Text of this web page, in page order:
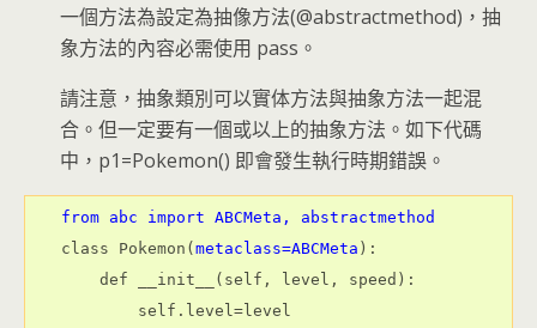
一個方法為設定為抽像方法(@abstractmethod)，抽
象方法的內容必需使用 pass。
請注意，抽象類別可以實体方法與抽象方法一起混
合。但一定要有一個或以上的抽象方法。如下代碼
中，p1=Pokemon() 即會發生執行時期錯誤。
from abc import ABCMeta, abstractmethod
class Pokemon( metaclass=ABCMeta ):
    def __init__(self, level, speed):
        self.level=level